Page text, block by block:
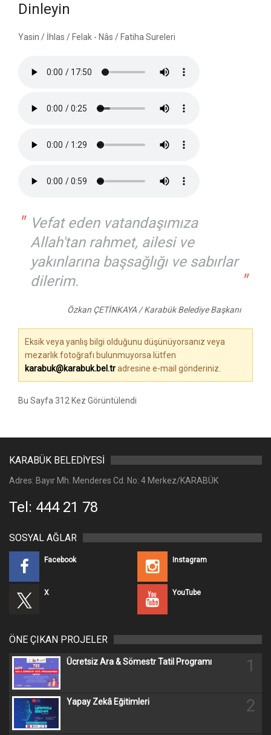
Dinleyin
Yasin / İhlas / Felak - Nâs / Fatiha Sureleri
" Vefat eden vatandaşımıza
Allah'tan rahmet, ailesi ve
yakınlarına başsağlığı ve sabırlar
dilerim.
"
Özkan ÇETİNKAYA / Karabük Belediye Başkanı
Eksik veya yanlış bilgi olduğunu düşünüyorsanız veya
mezarlık fotoğrafı bulunmuyorsa lütfen
karabuk@karabuk.bel.tradresine e-mail gönderiniz.
Bu Sayfa 312 Kez Görüntülendi
KARABÜK BELEDİYESİ
Adres: Bayır Mh. Menderes Cd. No: 4 Merkez/KARABÜK
Tel: 444 21 78
SOSYAL AĞLAR
Facebook Instagram
X YouTube
ÖNE ÇIKAN PROJELER
Ücretsiz Ara & Sömestr Tatil Programı 1
Yapay Zekâ Eğitimleri 2